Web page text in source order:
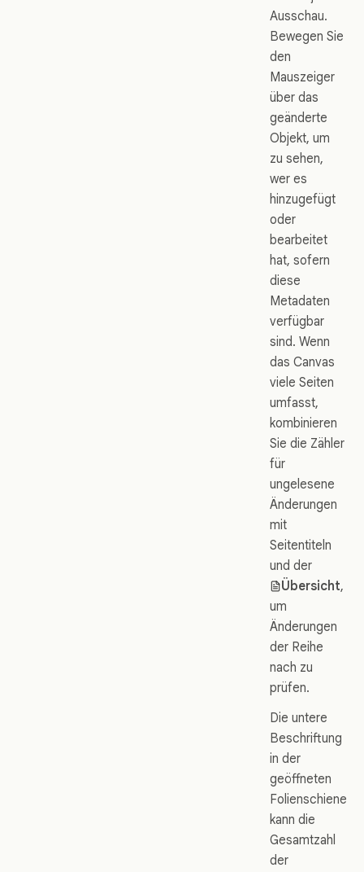
Ausschau.
Bewegen Sie
den
Mauszeiger
über das
geänderte
Objekt, um
zu sehen,
wer es
hinzugefügt
oder
bearbeitet
hat, sofern
diese
Metadaten
verfügbar
sind. Wenn
das Canvas
viele Seiten
umfasst,
kombinieren
Sie die Zähler
für
ungelesene
Änderungen
mit
Seitentiteln
und der
Übersicht,
um
Änderungen
der Reihe
nach zu
prüfen.
Die untere
Beschriftung
in der
geöffneten
Folienschiene
kann die
Gesamtzahl
der